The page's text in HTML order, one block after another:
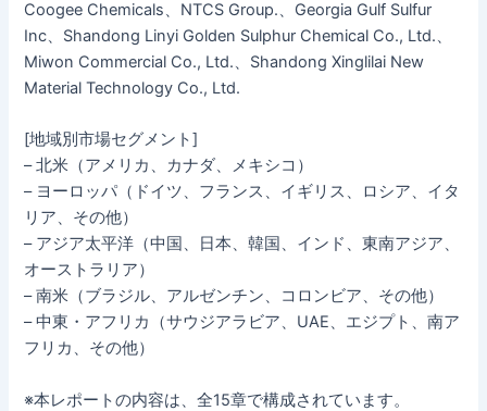
Coogee Chemicals、NTCS Group.、Georgia Gulf Sulfur
Inc、Shandong Linyi Golden Sulphur Chemical Co., Ltd.、
Miwon Commercial Co., Ltd.、Shandong Xinglilai New
Material Technology Co., Ltd.
[地域別市場セグメント]
– 北米（アメリカ、カナダ、メキシコ）
– ヨーロッパ（ドイツ、フランス、イギリス、ロシア、イタ
リア、その他）
– アジア太平洋（中国、日本、韓国、インド、東南アジア、
オーストラリア）
– 南米（ブラジル、アルゼンチン、コロンビア、その他）
– 中東・アフリカ（サウジアラビア、UAE、エジプト、南ア
フリカ、その他）
※本レポートの内容は、全15章で構成されています。